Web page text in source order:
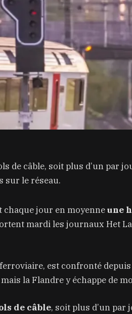
de câble, soit plus d’un par
sur le réseau.
jour en moyenneune
mardi les journaux Het
est confronté depuis
la Flandre y échappe de
de câble, soit plus d’un par